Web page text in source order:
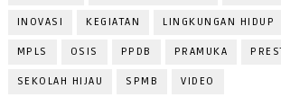
INOVASI KEGIATAN LINGKUNGAN HIDUP
MPLS OSIS PPDB PRAMUKA
SEKOLAH HIJAU SPMB VIDEO